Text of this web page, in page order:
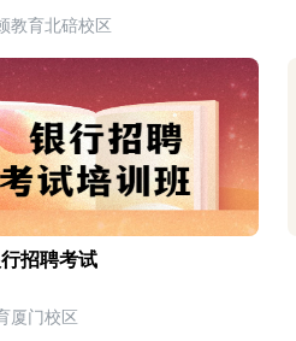
教育北碚校区
招聘考试
厦门校区